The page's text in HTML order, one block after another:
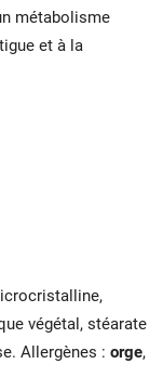
métabolisme
et à la
végétal, stéarate
Allergènes : orge,